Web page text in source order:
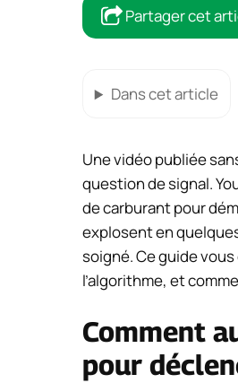
Partager cet
Dans cet article
Une vidéo publiée
question de signal.
de carburant pour
explosent en
soigné. Ce guide
l’algorithme, et
Comment
pour